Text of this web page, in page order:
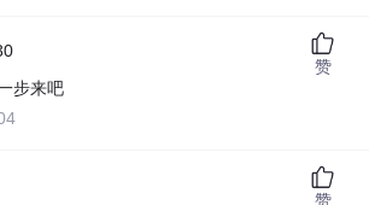
步来吧
赞
赞